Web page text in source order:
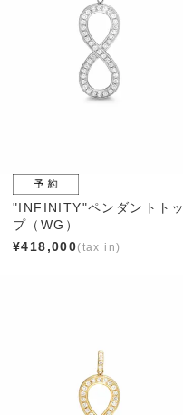
"INFINITY"ペンダントトッ
プ（WG）
¥418,000